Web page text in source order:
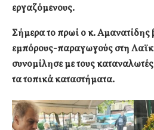
εργαζόμενους.
Σήμερα το πρωί ο κ. Αμανατίδης
εμπόρους-παραγωγούς στη
συνομίλησε με τους
τα τοπικά καταστήματα.